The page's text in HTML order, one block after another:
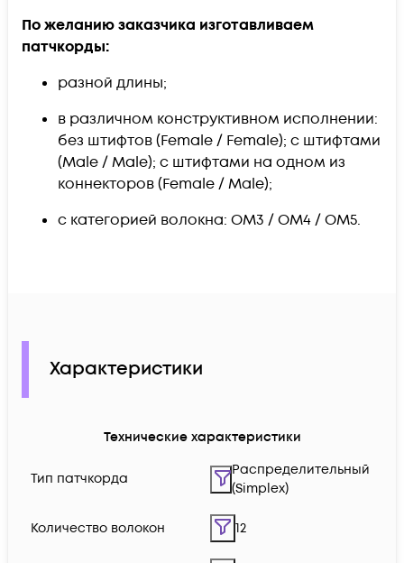
По желанию заказчика изготавливаем
патчкорды:​
разной длины;
в различном конструктивном исполнении:
без штифтов (Female / Female); с штифтами
(Male / Male); с штифтами на одном из
коннекторов (Female / Male);
с категорией волокна: OM3 / OM4 / OM5.
Характеристики
Технические характеристики
Тип патчкорда
Распределительный
(Simplex)
Количество волокон 12